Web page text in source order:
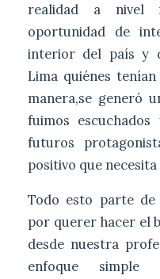
realidad a nivel
oportunidad de
interior del país y
Lima quiénes
manera,se generó
fuimos
futuros
positivo que necesita
Todo esto parte de
por querer hacer el
desde nuestra
enfoque